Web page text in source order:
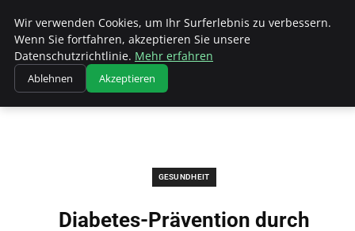
Wk Institut
Startseite Gesundheit Diabetes-Prävention durch Lebensstil
GESUNDHEIT
Diabetes-Prävention durch
Wir verwenden Cookies, um Ihr Surferlebnis zu verbessern.
Wenn Sie fortfahren, akzeptieren Sie unsere
Datenschutzrichtlinie. Mehr erfahren
Ablehnen Akzeptieren